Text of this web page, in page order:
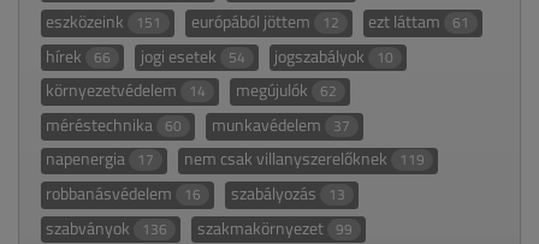
eszközeink 151 európából jöttem 12 ezt láttam 61
hírek 66 jogi esetek 54 jogszabályok 10
környezetvédelem 14 megújulók 62
méréstechnika 60 munkavédelem 37
napenergia 17 nem csak villanyszerelőknek 119
robbanásvédelem 16 szabályozás 13
szabványok 136 szakmakörnyezet 99